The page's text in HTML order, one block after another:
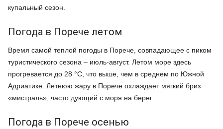
купальный сезон.
Погода в Порече летом
Время самой теплой погоды в Порече, совпадающее с пиком
туристического сезона – июль-август. Летом море здесь
прогревается до 28 °C, что выше, чем в среднем по Южной
Адриатике. Летнюю жару в Порече охлаждает мягкий бриз
«мистраль», часто дующий с моря на берег.
Погода в Порече осенью